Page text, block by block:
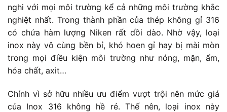
nghi với mọi môi trường kể cả những môi trường khắc
nghiệt nhất. Trong thành phần của thép không gỉ 316
có chứa hàm lượng Niken rất dồi dào. Nhờ vậy, loại
inox này vô cùng bền bỉ, khó hoen gỉ hay bị mài mòn
trong mọi điều kiện môi trường như nóng, mặn, ẩm,
hóa chất, axit…
Chính vì sở hữu nhiều ưu điểm vượt trội nên mức giá
của Inox 316 không hề rẻ. Thế nên, loại inox này